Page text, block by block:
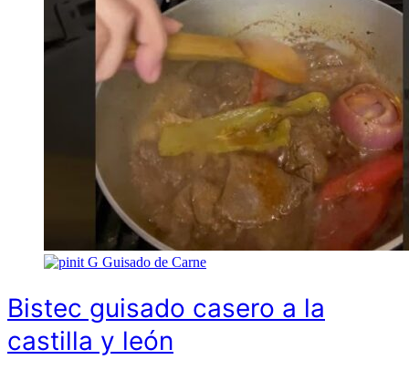
G Guisado de Carne
Bistec guisado casero a la
castilla y león